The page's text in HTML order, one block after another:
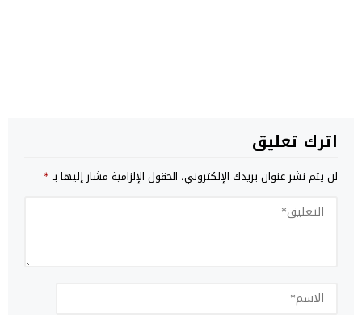
اترك تعليق
لن يتم نشر عنوان بريدك الإلكتروني. الحقول الإلزامية مشار إليها بـ*